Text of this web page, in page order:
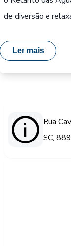
de diversão e
Ler mais
Rua
SC,